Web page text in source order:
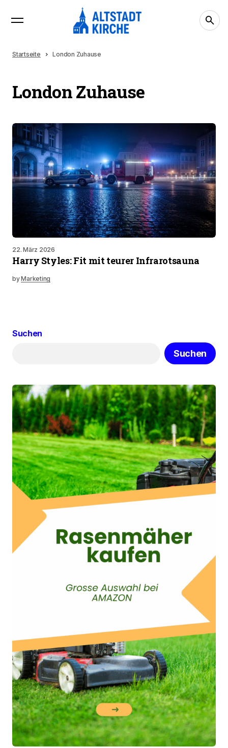
Startseite London Zuhause
London Zuhause
22. März 2026
Harry Styles: Fit mit teurer Infrarotsauna
byMarketing
Suchen
Suchen